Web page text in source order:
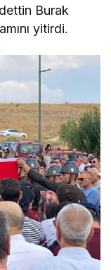
Burak
yitirdi.